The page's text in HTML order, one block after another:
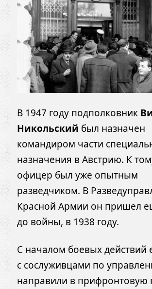
В 1947 году подполковник
Никольский был назначен
командиром части
назначения в Австрию. К
офицер был уже опытным
разведчиком. В
Красной Армии он пришел
до войны, в 1938 году.
С началом боевых действий
с сослуживцами по
направили в прифронтовую